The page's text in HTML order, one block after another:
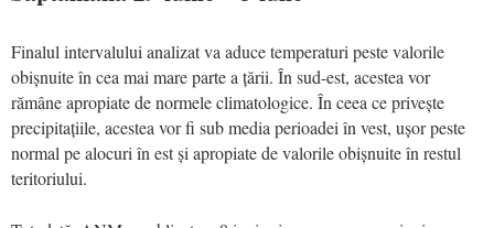
Finalul intervalului analizat va aduce temperaturi peste valorile
obișnuite în cea mai mare parte a țării. În sud-est, acestea vor
rămâne apropiate de normele climatologice. În ceea ce privește
precipitațiile, acestea vor fi sub media perioadei în vest, ușor peste
normal pe alocuri în est și apropiate de valorile obișnuite în restul
teritoriului.